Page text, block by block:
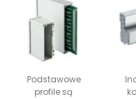
Podstawowe
profile są